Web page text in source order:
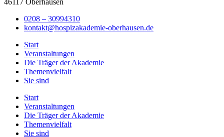
0208 – 30994310
kontakt@hospizakademie-oberhausen.de
Start
Veranstaltungen
Die Träger der Akademie
Themenvielfalt
Sie sind
Start
Veranstaltungen
Die Träger der Akademie
Themenvielfalt
Sie sind